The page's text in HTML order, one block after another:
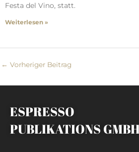
Festa del Vino, statt.
Weiterlesen »
← Vorheriger Beitrag
ESPRESSO
PUBLIKATIONS